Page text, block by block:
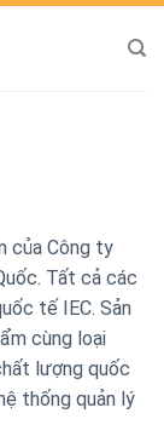
của Công ty
Tất cả các
tế IEC. Sản
cùng loại
lượng quốc
thống quản lý